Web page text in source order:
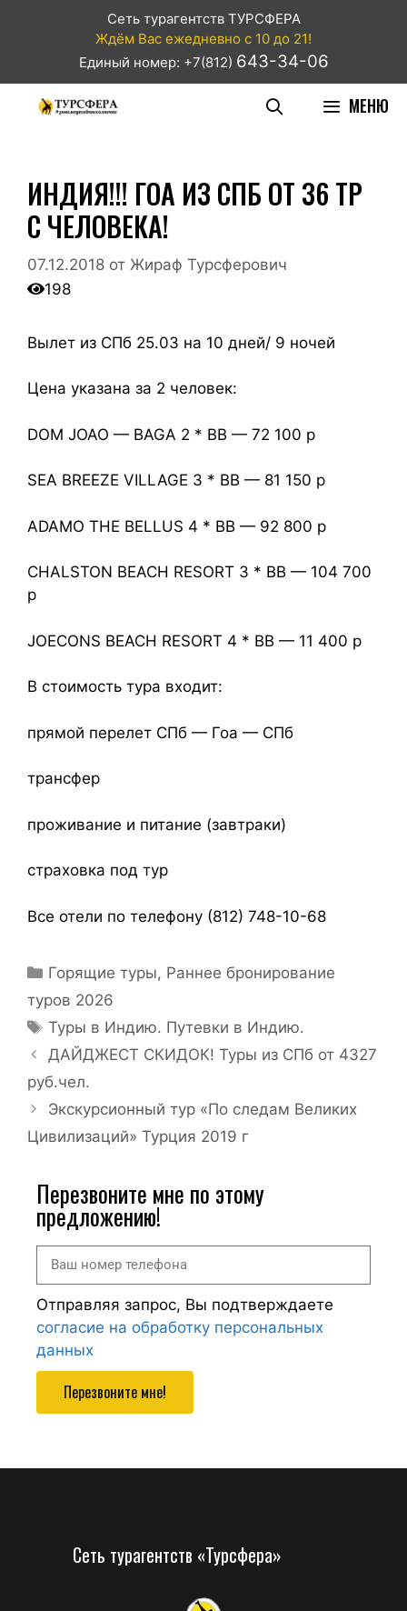
Сеть турагентств ТУРСФЕРА
Ждём Вас ежедневно с 10 до 21!
Единый номер: +7(812) 643-34-06
МЕНЮ
ИНДИЯ!!! ГОА ИЗ СПБ ОТ 36 ТР
С ЧЕЛОВЕКА!
07.12.2018 от Жираф Турсферович
198
Вылет из СПб 25.03 на 10 дней/ 9 ночей
Цена указана за 2 человек:
DOM JOAO — BAGA 2 * ВВ — 72 100 р
SEA BREEZE VILLAGE 3 * ВВ — 81 150 р
ADAMO THE BELLUS 4 * ВВ — 92 800 р
CHALSTON BEACH RESORT 3 * BB — 104 700
р
JOECONS BEACH RESORT 4 * ВВ — 11 400 р
В стоимость тура входит:
прямой перелет СПб — Гоа — СПб
трансфер
проживание и питание (завтраки)
страховка под тур
Все отели по телефону (812) 748-10-68
Горящие туры, Раннее бронирование
туров 2026
Туры в Индию. Путевки в Индию.
ДАЙДЖЕСТ СКИДОК! Туры из СПб от 4327
руб.чел.
Экскурсионный тур «По следам Великих
Цивилизаций» Турция 2019 г
Перезвоните мне по этому
предложению!
Отправляя запрос, Вы подтверждаете
согласие на обработку персональных
данных
Перезвоните мне!
Сеть турагентств «Турсфера»